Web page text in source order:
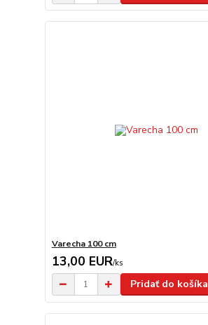
Varecha 100 cm
13,00 EUR/ks
Pridať do košíka